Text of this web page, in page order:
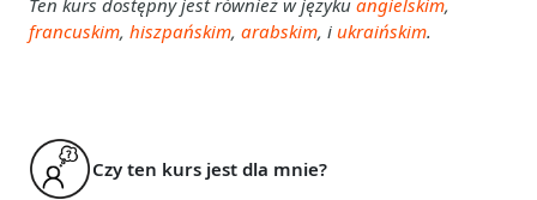
francuskim, hiszpańskim, arabskim, i ukraińskim.
Czy ten kurs jest dla mnie?